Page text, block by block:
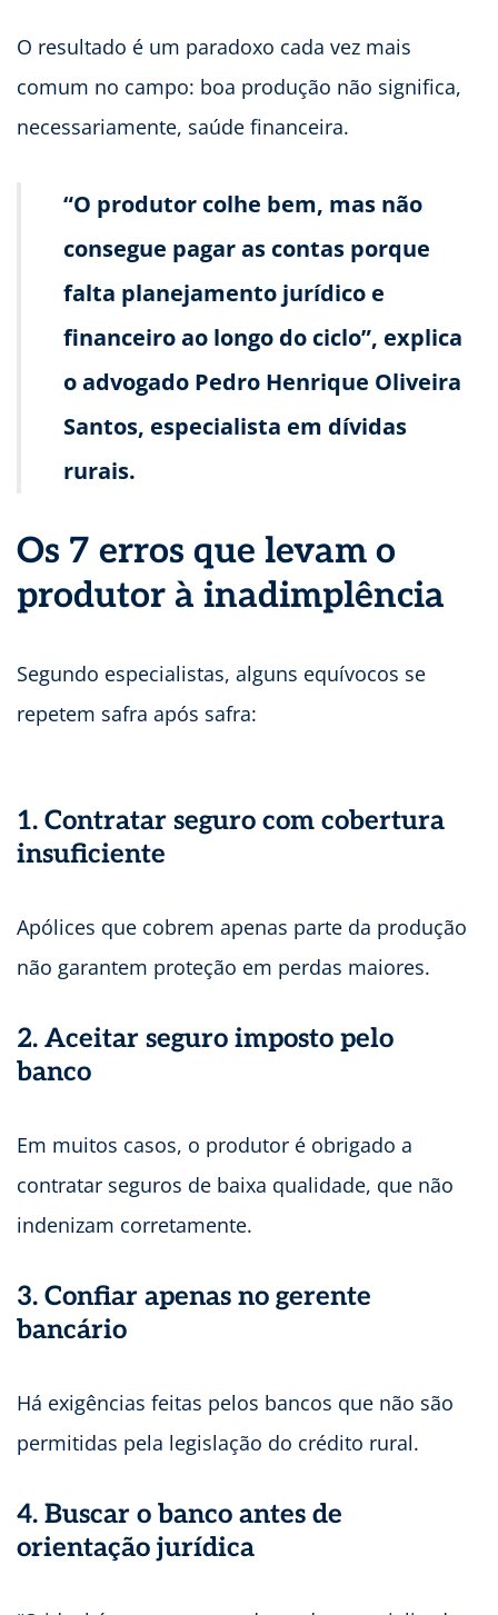
O resultado é um paradoxo cada vez mais
comum no campo: boa produção não significa,
necessariamente, saúde financeira.
“O produtor colhe bem, mas não
consegue pagar as contas porque
falta planejamento jurídico e
financeiro ao longo do ciclo”, explica
o advogado Pedro Henrique Oliveira
Santos, especialista em dívidas
rurais.
Os 7 erros que levam o
produtor à inadimplência
Segundo especialistas, alguns equívocos se
repetem safra após safra:
1. Contratar seguro com cobertura
insuficiente
Apólices que cobrem apenas parte da produção
não garantem proteção em perdas maiores.
2. Aceitar seguro imposto pelo
banco
Em muitos casos, o produtor é obrigado a
contratar seguros de baixa qualidade, que não
indenizam corretamente.
3. Confiar apenas no gerente
bancário
Há exigências feitas pelos bancos que não são
permitidas pela legislação do crédito rural.
4. Buscar o banco antes de
orientação jurídica